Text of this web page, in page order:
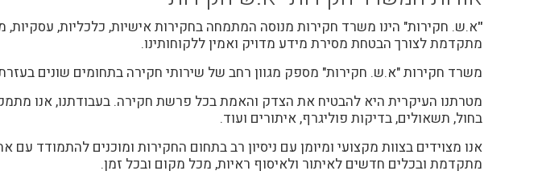
"א.ש. חקירות" הינו משרד חקירות מנוסה המתמחה בחקירות אישיות, כלכליות, עסקיות,
מתקדמת לצורך הבטחת מסירת מידע מדויק ואמין ללקוחותינו.
משרד חקירות "א.ש. חקירות" מספק מגוון רחב של שירותי חקירה בתחומים שונים
מטרתנו העיקרית היא להבטיח את הצדק והאמת בכל פרשת חקירה. בעבודתנו, אנו
בחול, תשאולים, בדיקות פוליגרף, איתורים ועוד.
אנו מצוידים בצוות מקצועי ומיומן עם ניסיון רב בתחום החקירות ומוכנים להתמודד
מתקדמת ובכלים חדשים לאיתור ולאיסוף ראיות, מכל מקום ובכל זמן.